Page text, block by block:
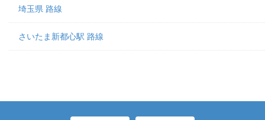
埼玉県 路線
さいたま新都心駅 路線